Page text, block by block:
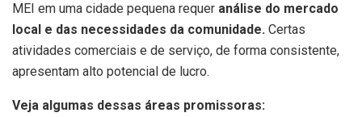
MEI em uma cidade pequena requer análise do mercado
local e das necessidades da comunidade. Certas
atividades comerciais e de serviço, de forma consistente,
apresentam alto potencial de lucro.
Veja algumas dessas áreas promissoras: